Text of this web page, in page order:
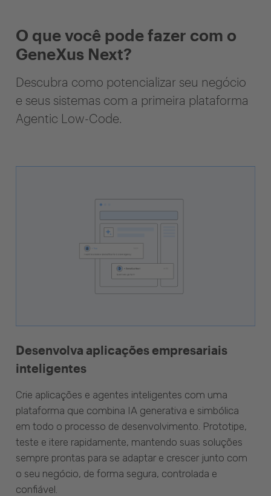
O que você pode fazer com o
GeneXus Next?
Descubra como potencializar seu negócio
e seus sistemas com a primeira plataforma
Agentic Low-Code.
Desenvolva aplicações empresariais
inteligentes
Crie aplicações e agentes inteligentes com uma
plataforma que combina IA generativa e simbólica
em todo o processo de desenvolvimento. Prototipe,
teste e itere rapidamente, mantendo suas soluções
sempre prontas para se adaptar e crescer junto com
o seu negócio, de forma segura, controlada e
confiável.